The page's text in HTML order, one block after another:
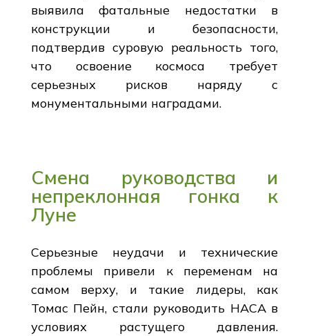
выявила фатальные недостатки в
конструкции и безопасности,
подтвердив суровую реальность того,
что освоение космоса требует
серьезных рисков наряду с
монументальными наградами.
Смена руководства и
непреклонная гонка к
Луне
Серьезные неудачи и технические
проблемы привели к переменам на
самом верху, и такие лидеры, как
Томас Пейн, стали руководить НАСА в
условиях растущего давления.